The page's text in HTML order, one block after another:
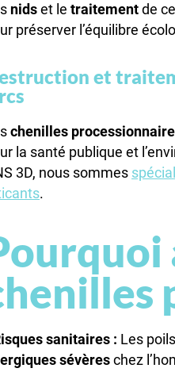
nids et le traitement de
préserver l’équilibre
et
chenilles
la santé publique et
3D, nous sommes
.
sanitaires : Les
sévèreschez